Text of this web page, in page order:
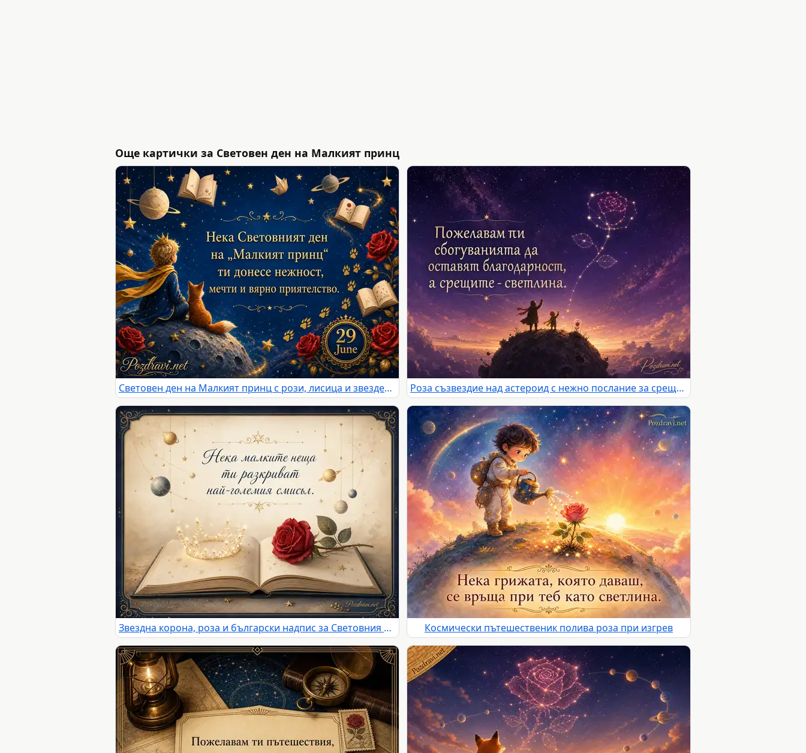
Още картички за Световен ден на Малкият принц
Световен ден на Малкият принц с рози, лисица и звезден поздрав Роза съзвездие над астероид с нежно послание за срещи и сбогувания
Звездна корона, роза и български надпис за Световния ден на Малкият принц Космически пътешественик полива роза при изгрев